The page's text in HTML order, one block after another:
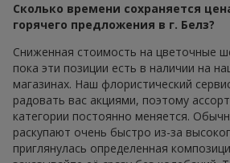
Сколько времени сохраняется
горячего предложения в г. Белз?
Сниженная стоимость на цветочные
пока эти позиции есть в наличии на
магазинах. Наш флористический
радовать вас акциями, поэтому
категории постоянно меняется.
раскупают очень быстро из-за
приглянулась определенная